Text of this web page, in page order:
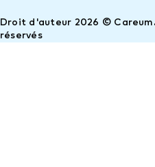
Droit d'auteur 2026 ©
réservés